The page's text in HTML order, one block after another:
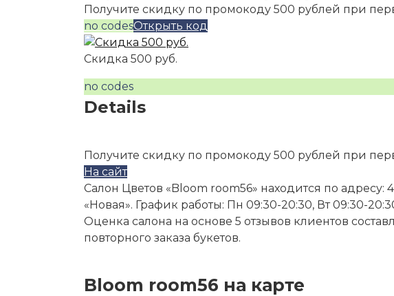
Получите скидку по промокоду 500 рублей при
no codesОткрыть код
Скидка 500 руб.
no codes
Details
Получите скидку по промокоду 500 рублей при
На сайт
Салон Цветов «Bloom room56» находится по адресу:
«Новая». График работы: Пн 09:30-20:30, Вт 09:30-
Оценка салона на основе 5 отзывов клиентов
повторного заказа букетов.
Bloom room56 на карте